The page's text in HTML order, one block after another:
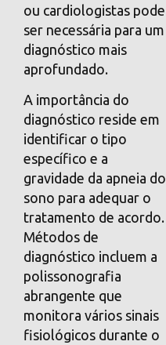
ou cardiologistas pode
ser necessária para um
diagnóstico mais
aprofundado.
A importância do
diagnóstico reside em
identificar o tipo
específico e a
gravidade da apneia do
sono para adequar o
tratamento de acordo.
Métodos de
diagnóstico incluem a
polissonografia
abrangente que
monitora vários sinais
fisiológicos durante o